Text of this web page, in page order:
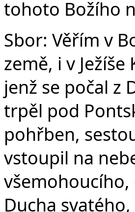
tohoto Božího
Sbor: Věřím v
země, i v
jenž se počal z
trpěl pod
pohřben,
vstoupil na
Ducha